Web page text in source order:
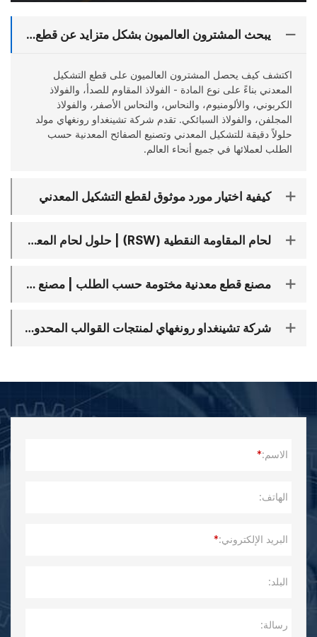
يبحث المشترون العالميون بشكل متزايد عن قطع التشكيل المعدني حسب نوع المادة
اكتشف كيف يحصل المشترون العالميون على قطع التشكيل
المعدني بناءً على نوع المادة - الفولاذ المقاوم للصدأ، والفولاذ
الكربوني، والألومنيوم، والنحاس، والنحاس الأصفر، والفولاذ
المجلفن، والفولاذ السبائكي. تقدم شركة تشينغداو رونغهاي مولد
حلولاً دقيقة للتشكيل المعدني وتصنيع الصفائح المعدنية حسب
الطلب لعملائها في جميع أنحاء العالم.
كيفية اختيار مورد موثوق لقطع التشكيل المعدني
لحام المقاومة النقطية (RSW) | حلول لحام المعادن عالية الكفاءة
مصنع قطع معدنية مختومة حسب الطلب | مصنع تشكيل الصفائح المعدنية الدقيقة للمصنعين الأصليين – RHmould
شركة تشينغداو رونغهاي لمنتجات القوالب المحدودة تقدم التميز من خلال تكنولوجيا التصنيع المتقدمة
الاسم:*
الهاتف:
البريد الإلكتروني:*
البلد:
رسالة: